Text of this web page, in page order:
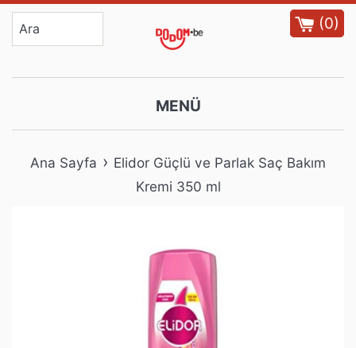
İçeriğe
atla
(0)
MENÜ
Ana Sayfa › Elidor Güçlü ve Parlak Saç Bakım
Kremi 350 ml